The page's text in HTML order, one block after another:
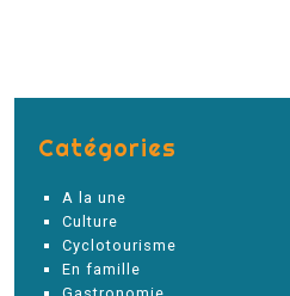
Catégories
A la une
Culture
Cyclotourisme
En famille